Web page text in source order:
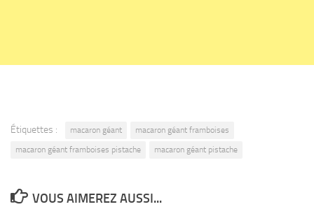
Étiquettes : macaron géant
macaron géant framboises
macaron géant framboises pistache
macaron géant pistache
VOUS AIMEREZ AUSSI...